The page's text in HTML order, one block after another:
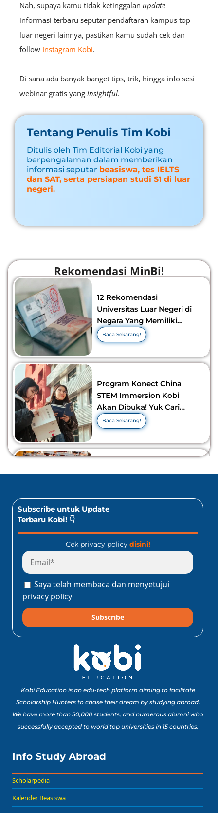
Nah, supaya kamu tidak ketinggalan update
informasi terbaru seputar pendaftaran kampus top
luar negeri lainnya, pastikan kamu sudah cek dan
follow Instagram Kobi.
Di sana ada banyak banget tips, trik, hingga info sesi
webinar gratis yang insightful.
Tentang Penulis Tim Kobi
Ditulis oleh Tim Editorial Kobi yang
berpengalaman dalam memberikan
informasi seputar beasiswa, tes IELTS
dan SAT, serta persiapan studi S1 di luar
negeri.
Rekomendasi MinBi!
12 Rekomendasi
Universitas Luar Negeri di
Negara Yang Memiliki
Visa Murah di 2026-2027!
Baca Sekarang!
Program Konect China
STEM Immersion Kobi
Akan Dibuka! Yuk Cari
Tahu Info Selengkapnya!
Baca Sekarang!
Jangan Kelewatan!
Baca Sekarang!
Edukatif ke Jepang!
10 Lomba Jurusan
Matematika untuk
Portofolio Anak SMA
Buat Study Abroad Yang
8 Lomba Jurusan
Psikologi untuk
Buat Persiapan Study
Baca Sekarang!
Subscribe untuk Update
Terbaru Kobi! 👇
Cek privacy policy disini!
Saya telah membaca dan menyetujui
privacy policy
Subscribe
Kobi Education is an edu-tech platform aiming to facilitate
Scholarship Hunters to chase their dream by studying abroad.
We have more than 50,000 students, and numerous alumni who
successfully accepted to world top universities in 15 countries.
Info Study Abroad
Scholarpedia
Kalender Beasiswa